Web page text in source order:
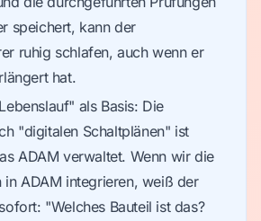
speichert, kann der
ruhig schlafen, auch wenn er
hat.
als Basis: Die
"digitalen Schaltplänen" ist
ADAM verwaltet. Wenn wir die
in ADAM integrieren, weiß der
"Welches Bauteil ist das?